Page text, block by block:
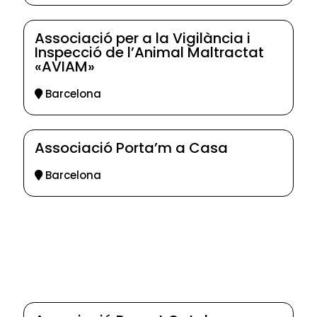
Associació per a la Vigilància i
Inspecció de l’Animal Maltractat
«AVIAM»
Barcelona
Associació Porta’m a Casa
Barcelona